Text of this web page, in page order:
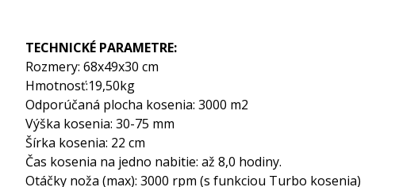
TECHNICKÉ PARAMETRE:
Rozmery: 68x49x30 cm
Hmotnosť:19,50kg
Odporúčaná plocha kosenia: 3000 m2
Výška kosenia: 30-75 mm
Šírka kosenia: 22 cm
Čas kosenia na jedno nabitie: až 8,0 hodiny.
Otáčky noža (max): 3000 rpm (s funkciou Turbo kosenia)